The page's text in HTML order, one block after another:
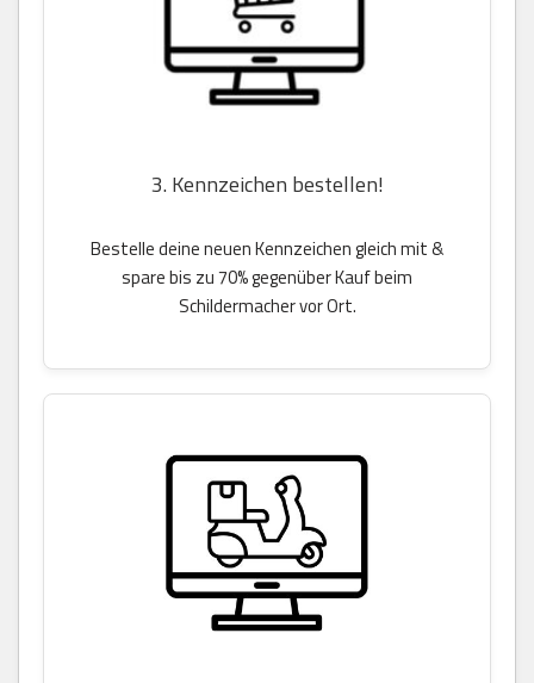
3. Kennzeichen bestellen!
Bestelle deine neuen Kennzeichen gleich mit &
spare bis zu 70% gegenüber Kauf beim
Schildermacher vor Ort.